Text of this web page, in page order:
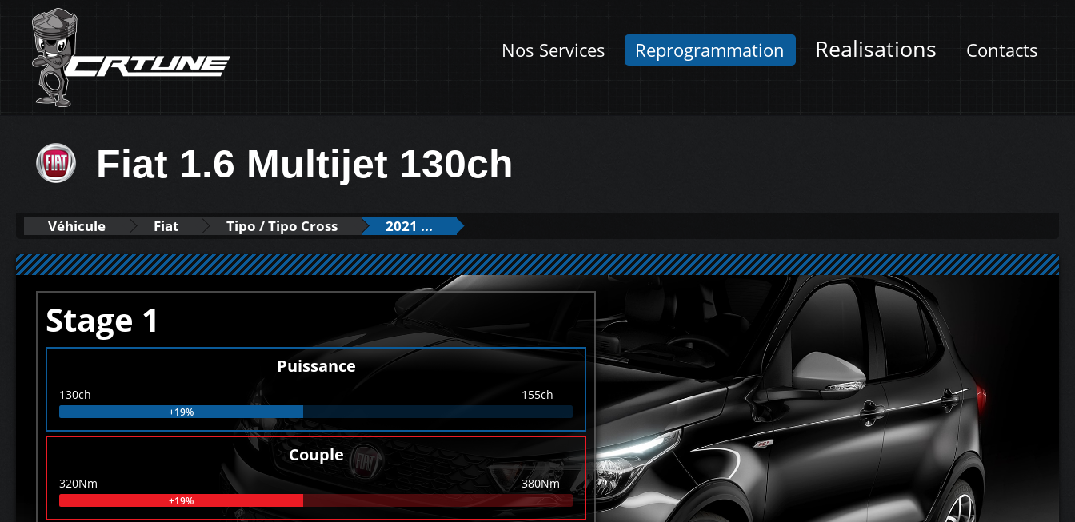
Nos Services Reprogrammation Realisations Contacts
Fiat 1.6 Multijet 130ch
Véhicule Fiat Tipo / Tipo Cross 2021 ...
Stage 1
Puissance
130ch 155ch
+19%
Couple
320Nm 380Nm
+19%